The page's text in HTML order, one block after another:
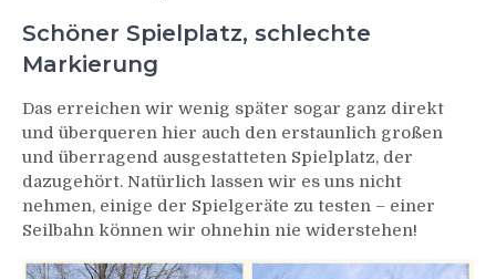
Schöner Spielplatz, schlechte
Markierung
Das erreichen wir wenig später sogar ganz direkt
und überqueren hier auch den erstaunlich großen
und überragend ausgestatteten Spielplatz, der
dazugehört. Natürlich lassen wir es uns nicht
nehmen, einige der Spielgeräte zu testen – einer
Seilbahn können wir ohnehin nie widerstehen!